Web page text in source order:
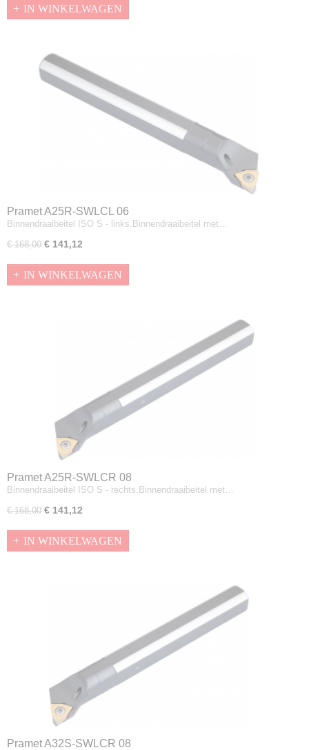
IN WINKELWAGEN
Pramet A25R-SWLCL 06
Binnendraaibeitel ISO S - links.Binnendraaibeitel met…
€ 168,00 € 141,12
IN WINKELWAGEN
Pramet A25R-SWLCR 08
Binnendraaibeitel ISO S - rechts.Binnendraaibeitel met…
€ 168,00 € 141,12
IN WINKELWAGEN
Pramet A32S-SWLCR 08